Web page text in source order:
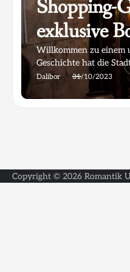
Shopping-
exklusive
Willkommen zu einem
Geschichte hat die
Dalibor 31/10/2023
Copyright © 2026 Romantik